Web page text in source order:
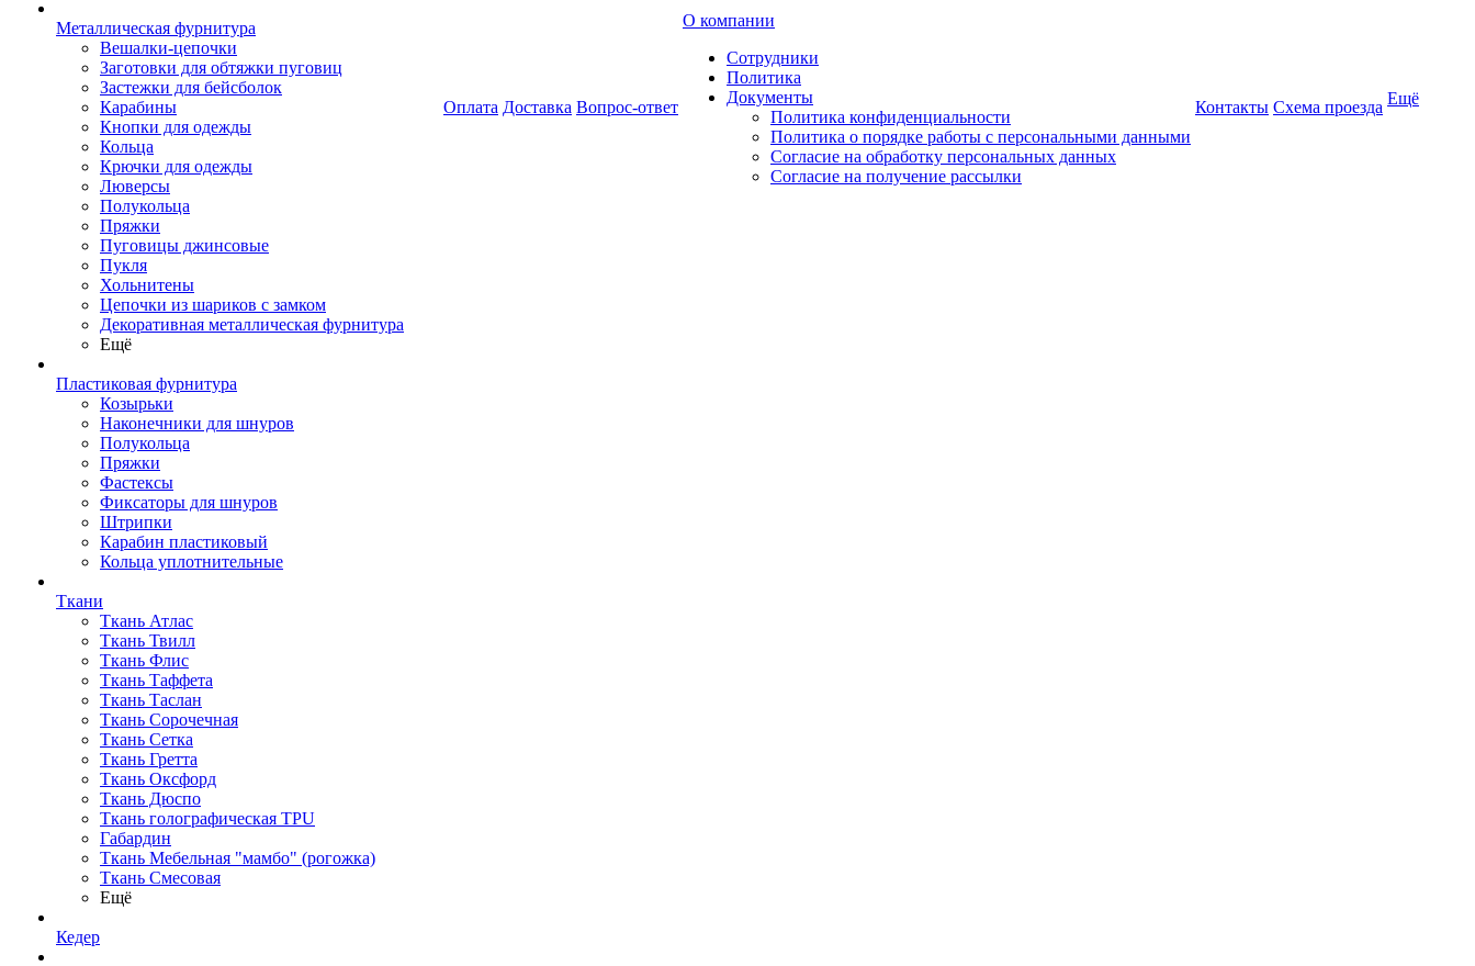
Металлическая фурнитура
Вешалки-цепочки
Заготовки для обтяжки пуговиц
Застежки для бейсболок
Карабины
Кнопки для одежды
Кольца
Крючки для одежды
Люверсы
Полукольца
Пряжки
Пуговицы джинсовые
Пукля
Хольнитены
Цепочки из шариков с замком
Декоративная металлическая фурнитура
Ещё
Пластиковая фурнитура
Козырьки
Наконечники для шнуров
Полукольца
Пряжки
Фастексы
Фиксаторы для шнуров
Штрипки
Карабин пластиковый
Кольца уплотнительные
Ткани
Ткань Атлас
Ткань Твилл
Ткань Флис
Ткань Таффета
Ткань Таслан
Ткань Сорочечная
Ткань Сетка
Ткань Гретта
Ткань Оксфорд
Ткань Дюспо
Ткань голографическая TPU
Габардин
Ткань Мебельная "мамбо" (рогожка)
Ткань Смесовая
Ещё
Кедер
Оплата Доставка Вопрос-ответ
О компании
Сотрудники
Политика
Документы
Политика конфиденциальности
Политика о порядке работы с персональными данными
Согласие на обработку персональных данных
Согласие на получение рассылки
Контакты Схема проезда Ещё